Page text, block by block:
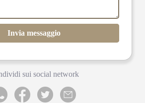
Invia messaggio
sui social network